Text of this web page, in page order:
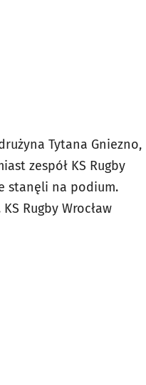
Tytana Gniezno,
zespół KS Rugby
stanęli na podium.
Rugby Wrocław